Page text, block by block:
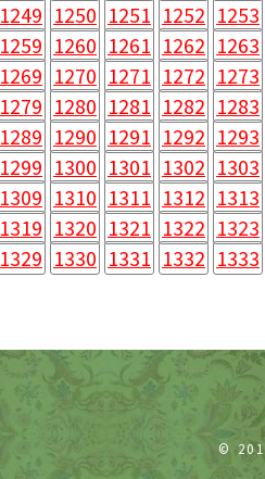
1249 1250 1251 1252 1253
1259 1260 1261 1262 1263
1269 1270 1271 1272 1273
1279 1280 1281 1282 1283
1289 1290 1291 1292 1293
1299 1300 1301 1302 1303
1309 1310 1311 1312 1313
1319 1320 1321 1322 1323
1329 1330 1331 1332 1333
©